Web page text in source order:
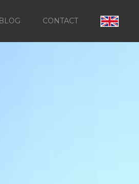
BLOG CONTACT